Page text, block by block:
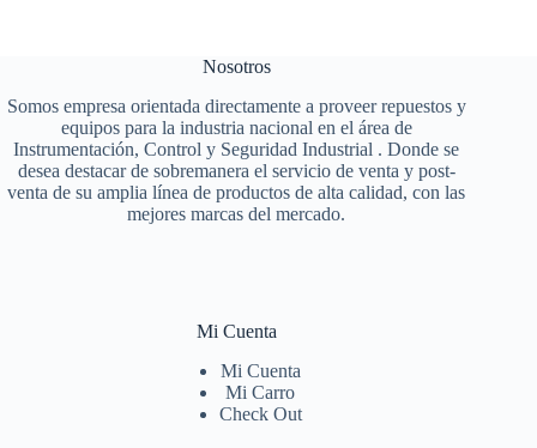
Nosotros
Somos empresa orientada directamente a proveer repuestos y
equipos para la industria nacional en el área de
Instrumentación, Control y Seguridad Industrial . Donde se
desea destacar de sobremanera el servicio de venta y post-
venta de su amplia línea de productos de alta calidad, con las
mejores marcas del mercado.
Mi Cuenta
Mi Cuenta
Mi Carro
Check Out